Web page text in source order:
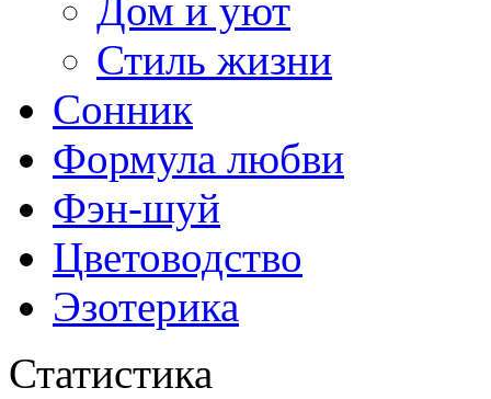
Дом и уют
Стиль жизни
Сонник
Формула любви
Фэн-шуй
Цветоводство
Эзотерика
Статистика